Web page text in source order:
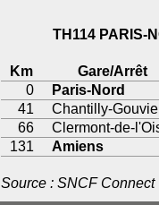
TH114 PARIS-
Km
Gare/Arrêt
0
Paris-Nord
41
Chantilly-
66
Clermont-de-
131
Amiens
Source : SNCF Connect